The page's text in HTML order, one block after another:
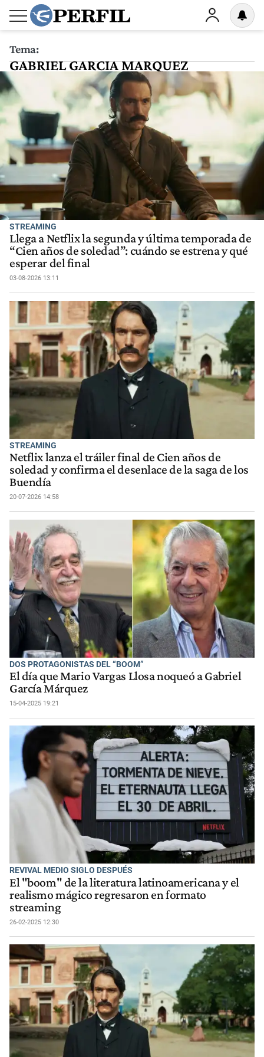
Tema:
GABRIEL GARCIA MARQUEZ
STREAMING
Llega a Netflix la segunda y última temporada de
“Cien años de soledad”: cuándo se estrena y qué
esperar del final
03-08-2026 13:11
STREAMING
Netflix lanza el tráiler final de Cien años de
soledad y confirma el desenlace de la saga de los
Buendía
20-07-2026 14:58
DOS PROTAGONISTAS DEL “BOOM”
El día que Mario Vargas Llosa noqueó a Gabriel
García Márquez
15-04-2025 19:21
REVIVAL MEDIO SIGLO DESPUÉS
El "boom" de la literatura latinoamericana y el
realismo mágico regresaron en formato
streaming
26-02-2025 12:30